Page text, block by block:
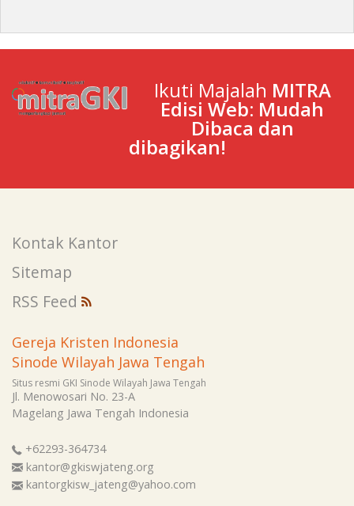
Ikuti Majalah MITRA
Edisi Web: Mudah
Dibaca dan
dibagikan!
Kontak Kantor
Sitemap
RSS Feed
Gereja Kristen Indonesia
Sinode Wilayah Jawa Tengah
Situs resmi GKI Sinode Wilayah Jawa Tengah
Jl. Menowosari No. 23-A
Magelang Jawa Tengah Indonesia
+62293-364734
kantor@gkiswjateng.org
kantorgkisw_jateng@yahoo.com